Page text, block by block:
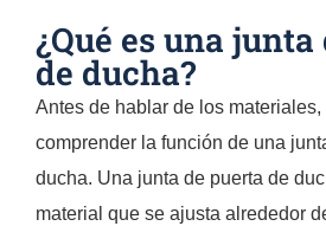
¿Qué es una
de ducha?
Antes de hablar de los
comprender la función de una
ducha. Una junta de puerta de
material que se ajusta alrededor